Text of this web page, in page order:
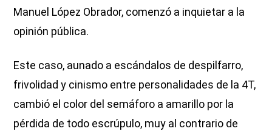
Manuel López Obrador, comenzó a inquietar a la
opinión pública.
Este caso, aunado a escándalos de despilfarro,
frivolidad y cinismo entre personalidades de la 4T,
cambió el color del semáforo a amarillo por la
pérdida de todo escrúpulo, muy al contrario de